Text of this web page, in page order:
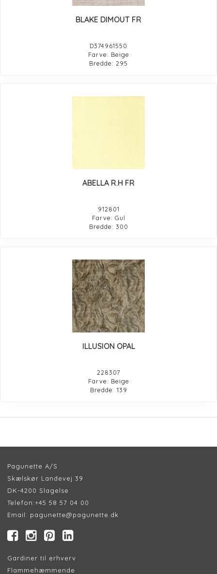
BLAKE DIMOUT FR
D374961550
Farve: Beige
Bredde: 295
ABELLA R.H FR
912801
Farve: Gul
Bredde: 300
ILLUSION OPAL
228307
Farve: Beige
Bredde: 139
Pagunette A/S
Skælskør Landevej 39
DK-4200 Slagelse
Telefon:+45 58 57 04 00
Email: pagunette@pagunette.dk
Gardiner til erhverv
Flammehæmmende